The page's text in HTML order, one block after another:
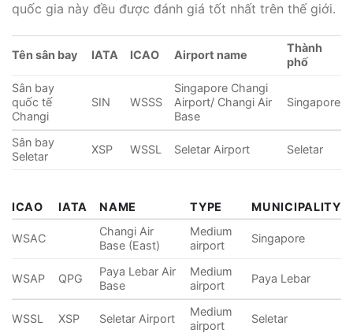
quốc gia này đều được đánh giá tốt nhất trên thế giới.
Tên sân bay IATA ICAO Airport name
Thành
phố
Sân bay
quốc tế
Changi
SIN WSSS
Singapore Changi
Airport/ Changi Air
Base
Singapore
Sân bay
Seletar
XSP WSSL Seletar Airport Seletar
ICAO IATA NAME TYPE MUNICIPALITY
WSAC
Changi Air
Base (East)
Medium
airport
Singapore
WSAP QPG
Paya Lebar Air
Base
Medium
airport
Paya Lebar
WSSL XSP Seletar Airport
Medium
airport
Seletar